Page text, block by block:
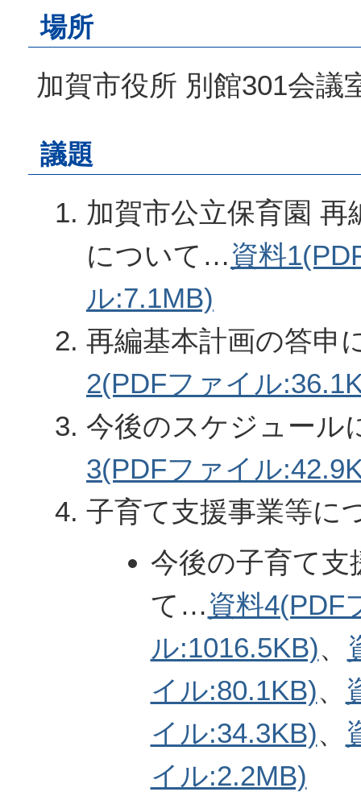
場所
加賀市役所 別館301会議
議題
加賀市公立保育園 再
について…資料
ル:7.1MB)
再編基本計画の答申
2(PDFファイル
今後のスケジュー
3(PDFファイル
子育て支援事業等に
今後の子育て支
て…資料4(PDF
ル:1016.5KB)、
イル:80.1KB)、
イル:34.3KB)、
イル:2.2MB)